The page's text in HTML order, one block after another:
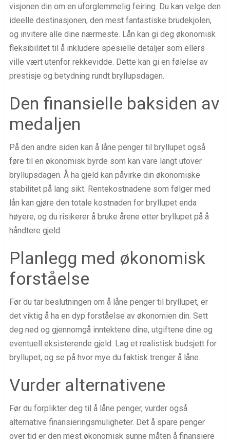
visjonen din om en uforglemmelig feiring. Du kan velge den
ideelle destinasjonen, den mest fantastiske brudekjolen,
og invitere alle dine nærmeste. Lån kan gi deg økonomisk
fleksibilitet til å inkludere spesielle detaljer som ellers
ville vært utenfor rekkevidde. Dette kan gi en følelse av
prestisje og betydning rundt bryllupsdagen.
Den finansielle baksiden av
medaljen
På den andre siden kan å låne penger til bryllupet også
føre til en økonomisk byrde som kan vare langt utover
bryllupsdagen. Å ha gjeld kan påvirke din økonomiske
stabilitet på lang sikt. Rentekostnadene som følger med
lån kan gjøre den totale kostnaden for bryllupet enda
høyere, og du risikerer å bruke årene etter bryllupet på å
håndtere gjeld.
Planlegg med økonomisk
forståelse
Før du tar beslutningen om å låne penger til bryllupet, er
det viktig å ha en dyp forståelse av økonomien din. Sett
deg ned og gjennomgå inntektene dine, utgiftene dine og
eventuell eksisterende gjeld. Lag et realistisk budsjett for
bryllupet, og se på hvor mye du faktisk trenger å låne.
Vurder alternativene
Før du forplikter deg til å låne penger, vurder også
alternative finansieringsmuligheter. Det å spare penger
over tid er den mest økonomisk sunne måten å finansiere